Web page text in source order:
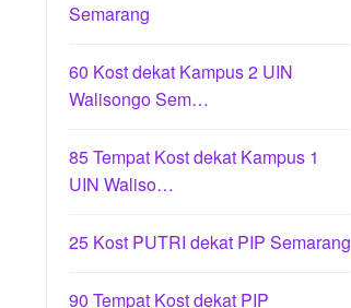
Semarang
60 Kost dekat Kampus 2 UIN
Walisongo Sem…
85 Tempat Kost dekat Kampus 1
UIN Waliso…
25 Kost PUTRI dekat PIP Semarang
90 Tempat Kost dekat PIP